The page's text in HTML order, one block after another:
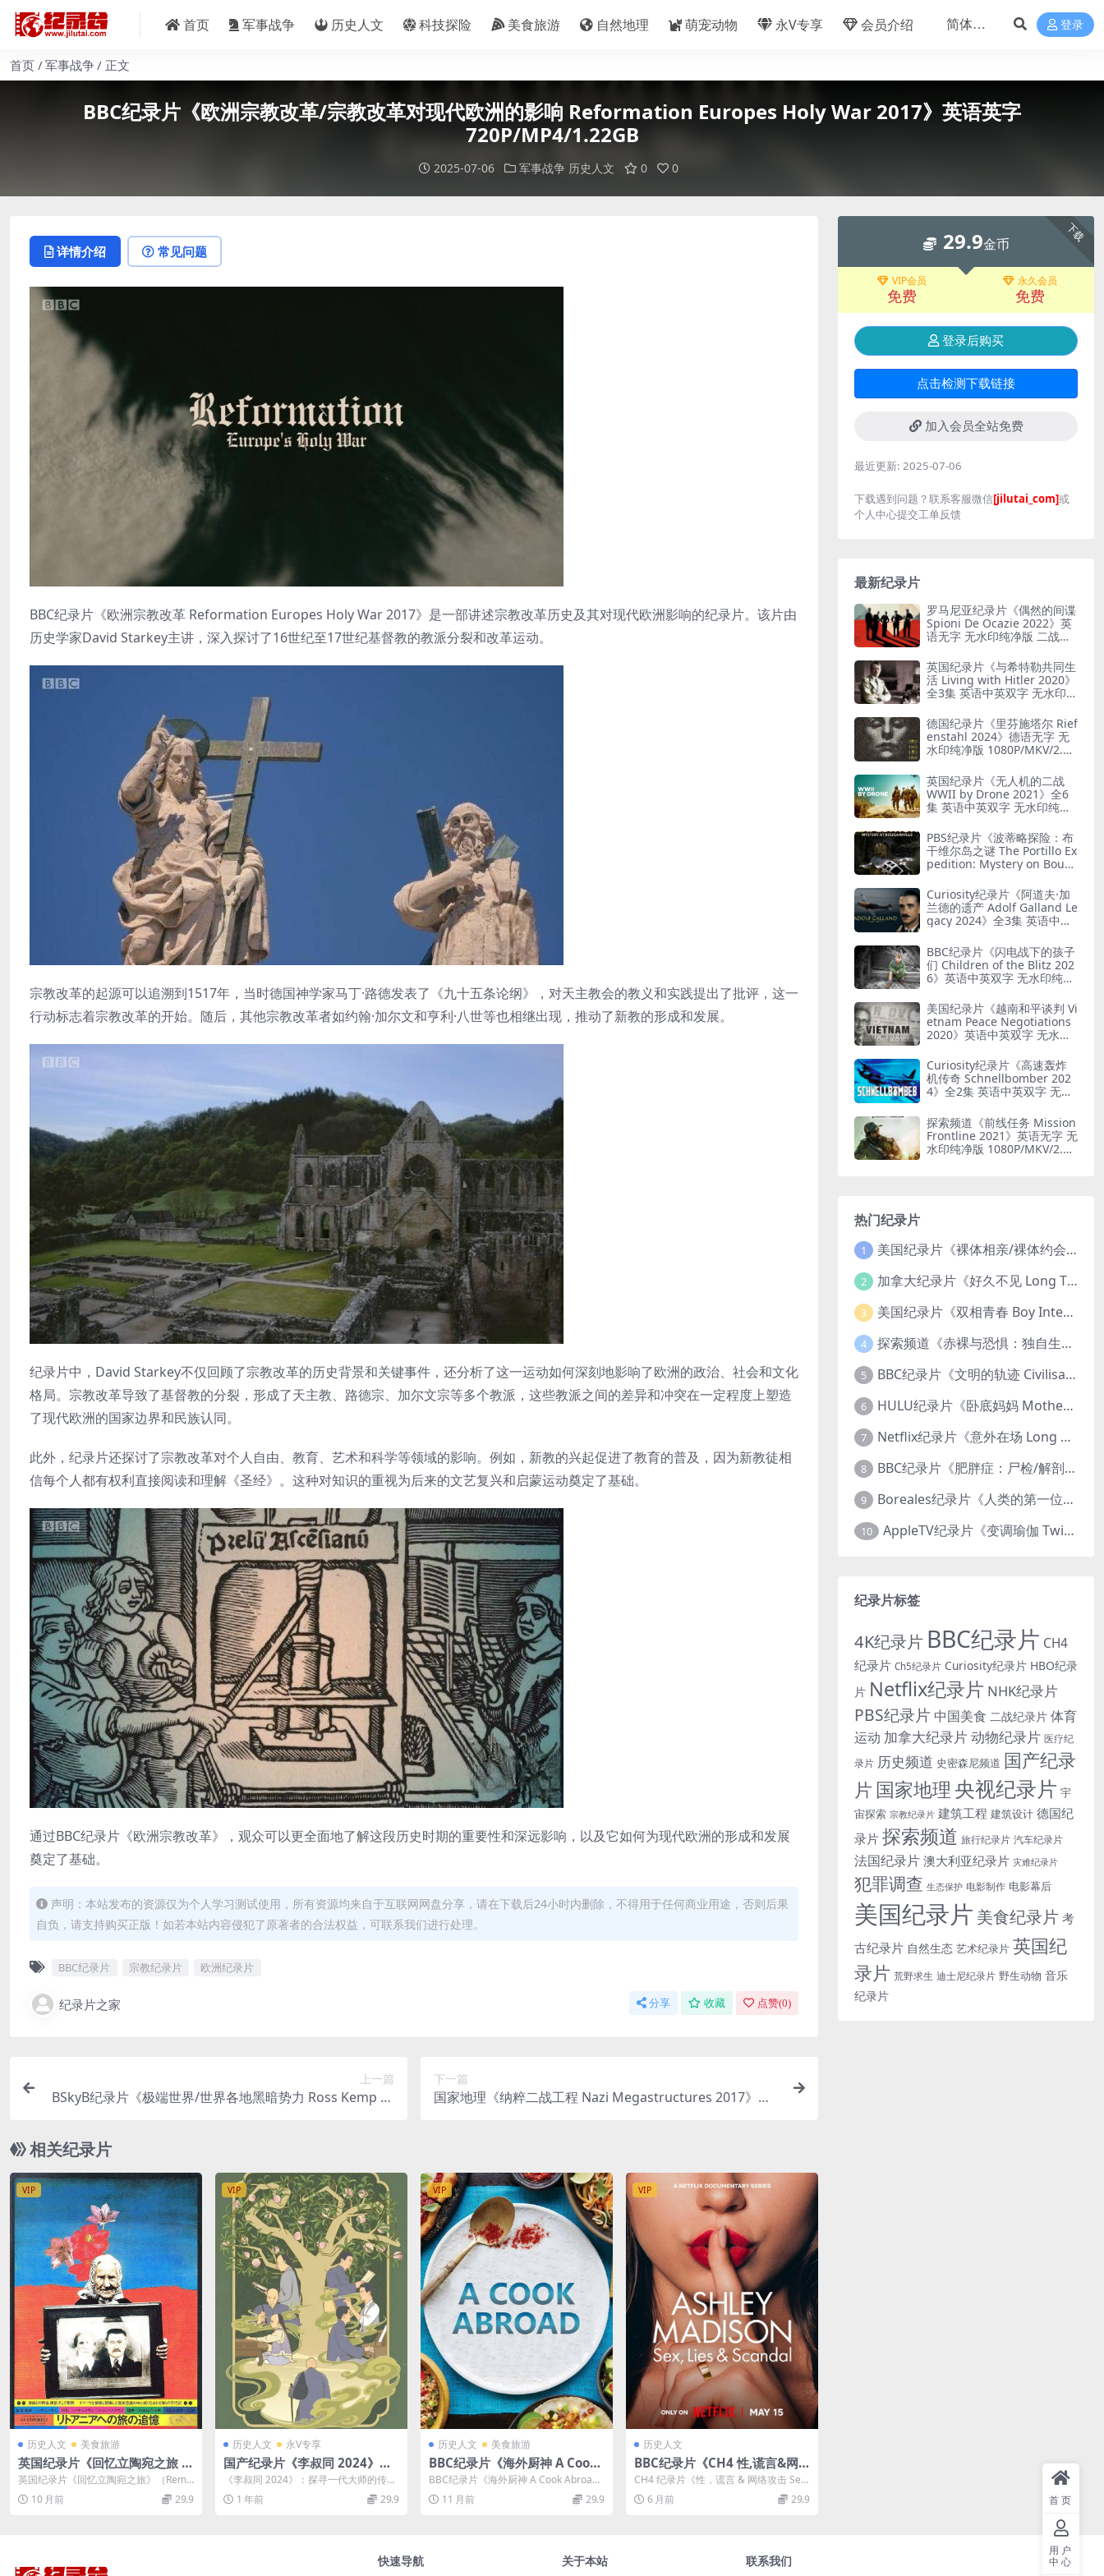
首页 军事战争 历史人文 科技探险 美食旅游 自然地理 萌宠动物 永V专享 会员介绍 登录
首页 军事战争 正文
BBC纪录片《欧洲宗教改革/宗教改革对现代欧洲的影响 Reformation Europes Holy War 2017》英语英字
720P/MP4/1.22GB
2025-07-06 军事战争 历史人文 0 0
详情介绍 常见问题
BBC纪录片《欧洲宗教改革 Reformation Europes Holy War 2017》是一部讲述宗教改革历史及其对现代欧洲影响的纪录片。该片由
历史学家David Starkey主讲，深入探讨了16世纪至17世纪基督教的教派分裂和改革运动。
宗教改革的起源可以追溯到1517年，当时德国神学家马丁·路德发表了《九十五条论纲》，对天主教会的教义和实践提出了批评，这一
行动标志着宗教改革的开始。随后，其他宗教改革者如约翰·加尔文和亨利·八世等也相继出现，推动了新教的形成和发展。
纪录片中，David Starkey不仅回顾了宗教改革的历史背景和关键事件，还分析了这一运动如何深刻地影响了欧洲的政治、社会和文化
格局。宗教改革导致了基督教的分裂，形成了天主教、路德宗、加尔文宗等多个教派，这些教派之间的差异和冲突在一定程度上塑造
了现代欧洲的国家边界和民族认同。
此外，纪录片还探讨了宗教改革对个人自由、教育、艺术和科学等领域的影响。例如，新教的兴起促进了教育的普及，因为新教徒相
信每个人都有权利直接阅读和理解《圣经》。这种对知识的重视为后来的文艺复兴和启蒙运动奠定了基础。
通过BBC纪录片《欧洲宗教改革》，观众可以更全面地了解这段历史时期的重要性和深远影响，以及它如何为现代欧洲的形成和发展
奠定了基础。
声明：本站发布的资源仅为个人学习测试使用，所有资源均来自于互联网网盘分享，请在下载后24小时内删除，不得用于任何商业用途，否则后果
自负，请支持购买正版！如若本站内容侵犯了原著者的合法权益，可联系我们进行处理。
BBC纪录片 宗教纪录片 欧洲纪录片
纪录片之家 分享 收藏 点赞(0)
上一篇
BSkyB纪录片《极端世界/世界各地黑暗势力 Ross Kemp Ex
下一篇
国家地理《纳粹二战工程 Nazi Megastructures 2017》第
相关纪录片
VIP
历史人文 美食旅游
英国纪录片《回忆立陶宛之旅 R
eminiscences of a Journey t
o Lithuania 1972》英语中字
标清/MP4/1.27G 立陶宛之旅
英国纪录片《回忆立陶宛之旅》（Remi
niscences of a Journe...
10 月前 29.9
VIP
历史人文 永V专享
国产纪录片《李叔同 2024》全3
集 国语中字 4K超清/2160P/MP
4/3.93G 李叔同
《李叔同 2024》：探寻一代大师的传奇
人生 《李叔同 2024》是一部全3集的...
1 年前 29.9
VIP
历史人文 美食旅游
BBC纪录片《海外厨神 A Cook
Abroad 2015》全6集 英语中英
双字 官方纯净版 1080P/MKV/1
9.8G 厨师在异乡
BBC纪录片《海外厨神 A Cook Abroad
2015》全6集是一部极具探...
11 月前 29.9
VIP
历史人文
BBC纪录片《CH4 性,谎言&网
络攻击 Sex, Lies & Cyber Att
acks 2016》英语中字 720P高
清 网络安全纪录片
CH4 纪录片《性，谎言 & 网络攻击 Sex,
Lies & ...
6 月前 29.9
下载
29.9金币
VIP会员
免费
永久会员
免费
登录后购买
点击检测下载链接
加入会员全站免费
最近更新: 2025-07-06
下载遇到问题？联系客服微信[jilutai_com]或
个人中心提交工单反馈
最新纪录片
罗马尼亚纪录片《偶然的间谍
Spioni De Ocazie 2022》英
语无字 无水印纯净版 二战谍
英国纪录片《与希特勒共同生
活 Living with Hitler 2020》
全3集 英语中英双字 无水印纯
勒共存
德国纪录片《里芬施塔尔 Rief
enstahl 2024》德语无字 无
水印纯净版 1080P/MKV/2.12
英国纪录片《无人机的二战
WWII by Drone 2021》全6
集 英语中英双字 无水印纯净
人机
PBS纪录片《波蒂略探险：布
干维尔岛之谜 The Portillo Ex
pedition: Mystery on Boug
中英双字 无水印纯净版 1080
P/MKV/5.18G 山本五十六死
因
Curiosity纪录片《阿道夫·加
兰德的遗产 Adolf Galland Le
gacy 2024》全3集 英语中英
KV/5.14G 王牌飞行员
BBC纪录片《闪电战下的孩子
们 Children of the Blitz 202
6》英语中英双字 无水印纯净
的儿童
美国纪录片《越南和平谈判 Vi
etnam Peace Negotiations
2020》英语中英双字 无水印
南和平协议
Curiosity纪录片《高速轰炸
机传奇 Schnellbomber 202
4》全2集 英语中英双字 无水
闪电轰炸机
探索频道《前线任务 Mission
Frontline 2021》英语无字 无
水印纯净版 1080P/MKV/2.51
热门纪录片
1 美国纪录片《裸体相亲/裸体约会 Dating Naked 2014-2016》第1-3季全33集 英语中英双字 无水印纯净版 1080P/MKV/85.6G 裸体相亲真人秀
2 加拿大纪录片《好久不见 Long Time Comin 1993》英语中英双字 官方纯净版 1080P/MKV/1G 女同性艺术家
3 美国纪录片《双相青春 Boy Interrupted 2009》英语中英双字 官方纯净版 1080P/MKV/1.43G 青少年躁郁症
4 探索频道《赤裸与恐惧：独自生存/赤裸荒野求生 Naked and Afraid: Solo 2023》第一季全8集 英语中英双字 官方纯净版 高码1080P/MKV/45.4G
5 BBC纪录片《文明的轨迹 Civilisations 1969》全13集 英语中英双字 高清收藏版 1080P/MKV/64.1G 西方艺术史话
6 HULU纪录片《卧底妈妈 Mother Undercover 2023》全4集 英语中英双字 官方纯净版 1080P/MKV/7.6G 拯救孩子
7 Netflix纪录片《意外在场 Long Shot 2017》英语中字 720P/NKV/1.06GB 美国谋杀误判案件
8 BBC纪录片《肥胖症：尸检/解剖肥胖 Obesity: The Post Mortem 2016》英语中英双字 无水印纯净版 1080P/MKV/1.03G
9 Boreales纪录片《人类的第一位动物朋友：人类和狗的神奇故事 Man’s First Friend 2018》英语中英双字 1080P/MP4/1.8G 狗的神奇故事
10 AppleTV纪录片《变调瑜伽 Twisted Yoga 2026》全3集 英语中英双字 无水印纯净版 1080P/MKV/10G 瑜伽大师背后的真相
纪录片标签
4K纪录片 BBC纪录片 CH4
纪录片 Ch5纪录片 Curiosity纪录片 HBO纪录
片 Netflix纪录片 NHK纪录片
PBS纪录片 中国美食 二战纪录片 体育
运动 加拿大纪录片动物纪录片 医疗纪
录片 历史频道 史密森尼频道 国产纪录
片 国家地理 央视纪录片 宇
宙探索 宗教纪录片 建筑工程 建筑设计 德国纪
录片 探索频道 旅行纪录片 汽车纪录片
法国纪录片 澳大利亚纪录片 灾难纪录片
犯罪调查 生态保护 电影制作 电影幕后
美国纪录片 美食纪录片考
古纪录片 自然生态 艺术纪录片 英国纪
录片 荒野求生 迪士尼纪录片 野生动物 音乐
纪录片
快速导航
关于本站
联系我们
首页
用户
中心